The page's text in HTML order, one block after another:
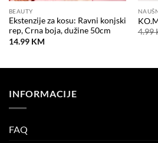
BEAUTY
Ekstenzije za kosu: Ravni konjski
rep, Crna boja, dužine 50cm
14.99 KM
4.99
INFORMACIJE
FAQ